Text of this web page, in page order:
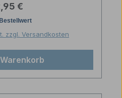
Preis:
€
zzgl. Versandkosten